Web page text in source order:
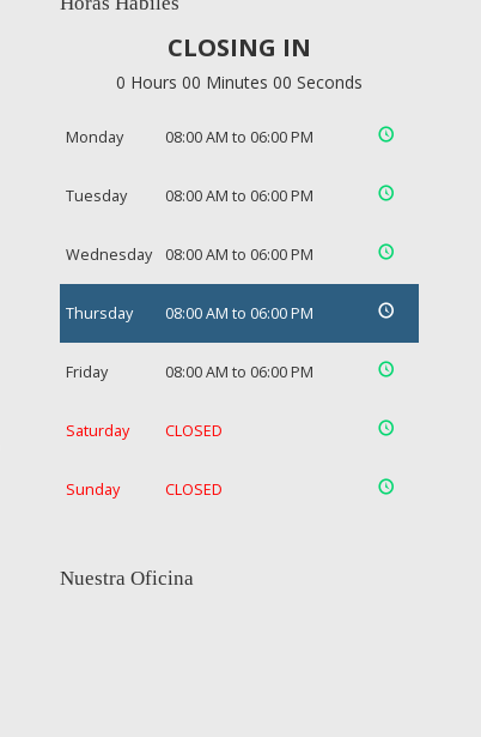
CLOSING IN
0 Hours 00 Minutes 00 Seconds
Monday 08:00 AM to 06:00 PM
Tuesday 08:00 AM to 06:00 PM
Wednesday 08:00 AM to 06:00 PM
Thursday 08:00 AM to 06:00 PM
Friday 08:00 AM to 06:00 PM
Saturday CLOSED
Sunday CLOSED
Nuestra Oficina